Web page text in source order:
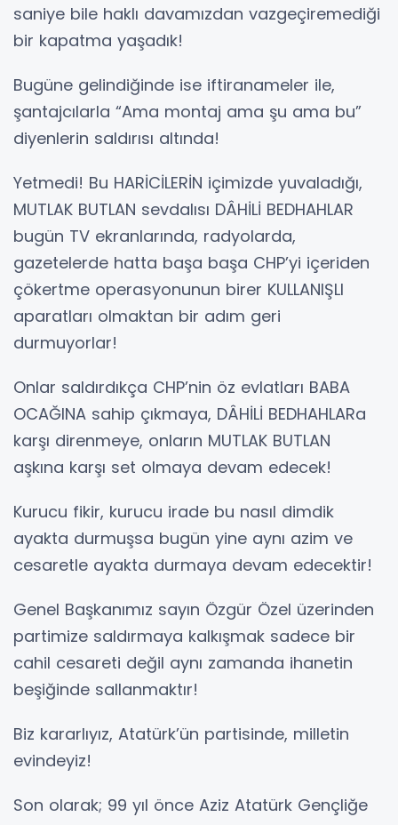
saniye bile haklı davamızdan vazgeçiremediği
bir kapatma yaşadık!
Bugüne gelindiğinde ise iftiranameler ile,
şantajcılarla “Ama montaj ama şu ama bu”
diyenlerin saldırısı altında!
Yetmedi! Bu HARİCİLERİN içimizde yuvaladığı,
MUTLAK BUTLAN sevdalısı DÂHİLİ BEDHAHLAR
bugün TV ekranlarında, radyolarda,
gazetelerde hatta başa başa CHP’yi içeriden
çökertme operasyonunun birer KULLANIŞLI
aparatları olmaktan bir adım geri
durmuyorlar!
Onlar saldırdıkça CHP’nin öz evlatları BABA
OCAĞINA sahip çıkmaya, DÂHİLİ BEDHAHLARa
karşı direnmeye, onların MUTLAK BUTLAN
aşkına karşı set olmaya devam edecek!
Kurucu fikir, kurucu irade bu nasıl dimdik
ayakta durmuşsa bugün yine aynı azim ve
cesaretle ayakta durmaya devam edecektir!
Genel Başkanımız sayın Özgür Özel üzerinden
partimize saldırmaya kalkışmak sadece bir
cahil cesareti değil aynı zamanda ihanetin
beşiğinde sallanmaktır!
Biz kararlıyız, Atatürk’ün partisinde, milletin
evindeyiz!
Son olarak; 99 yıl önce Aziz Atatürk Gençliğe